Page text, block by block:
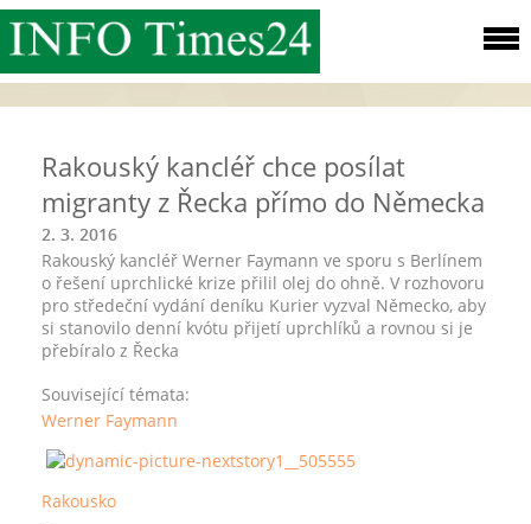
Rakouský kancléř chce posílat
migranty z Řecka přímo do Německa
2. 3. 2016
Rakouský kancléř Werner Faymann ve sporu s Berlínem
o řešení uprchlické krize přilil olej do ohně. V rozhovoru
pro středeční vydání deníku Kurier vyzval Německo, aby
si stanovilo denní kvótu přijetí uprchlíků a rovnou si je
přebíralo z Řecka
Související témata:
Werner Faymann
Rakousko